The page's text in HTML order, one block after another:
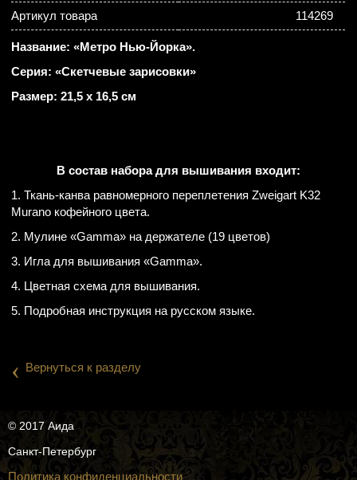
Артикул товара 114269
Название: «Метро Нью-Йорка».
Серия: «Скетчевые зарисовки»
Размер: 21,5 х 16,5 см
В состав набора для вышивания входит:
1. Ткань-канва равномерного переплетения Zweigart K32
Murano кофейного цвета.
2. Мулине «Gamma» на держателе (19 цветов)
3. Игла для вышивания «Gamma».
4. Цветная схема для вышивания.
5. Подробная инструкция на русском языке.
‹ Вернуться к разделу
© 2017 Аида
Санкт-Петербург
Политика конфиденциальности